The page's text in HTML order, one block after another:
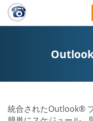
統合されたOutlook®